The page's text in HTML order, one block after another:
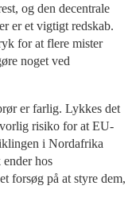
og den decentrale
er et vigtigt redskab.
for at flere mister
noget ved
er farlig. Lykkes det
risiko for at EU-
i Nordafrika
hos
forsøg på at styre dem,